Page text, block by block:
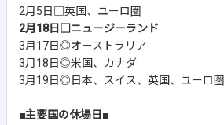
2月5日□英国、ユーロ圏
2月18日□ニュージーランド
3月17日◎オーストラリア
3月18日◎米国、カナダ
3月19日◎日本、スイス、英国、ユーロ圏
■主要国の休場日■